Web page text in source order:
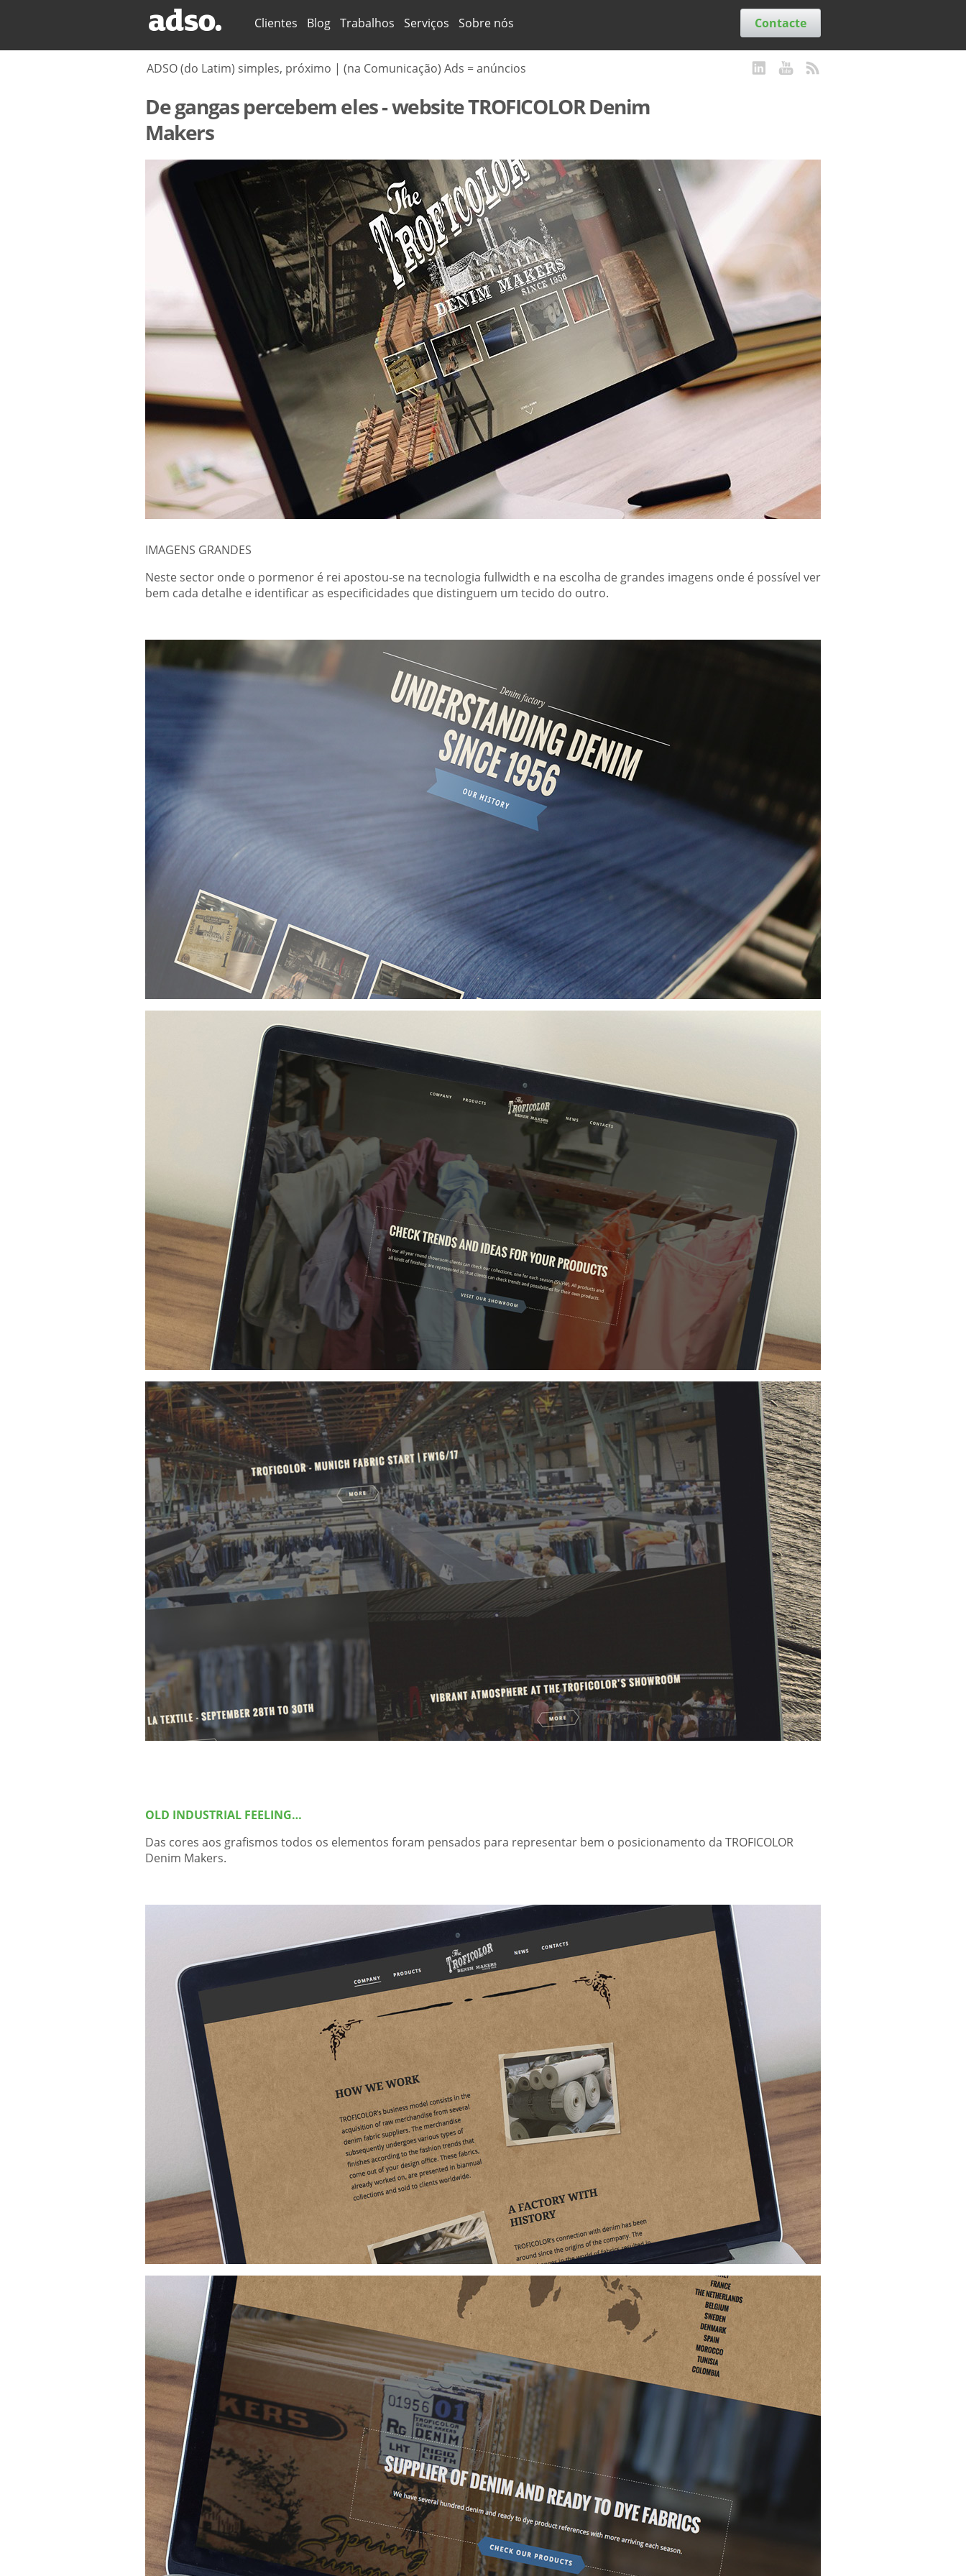
Secções
Clientes Blog Trabalhos Serviços Sobre nós
ADSO (do Latim) simples, próximo | (na Comunicação) Ads = anúncios
Contacte
De gangas percebem eles - website TROFICOLOR Denim
Makers
IMAGENS GRANDES
Neste sector onde o pormenor é rei apostou-se na tecnologia fullwidth e na escolha de grandes imagens onde é possível ver
bem cada detalhe e identificar as especificidades que distinguem um tecido do outro.
OLD INDUSTRIAL FEELING…
Das cores aos grafismos todos os elementos foram pensados para representar bem o posicionamento da TROFICOLOR
Denim Makers.